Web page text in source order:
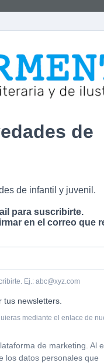
de
de infantil y juvenil.
para suscribirte.
en el correo que
Ej.: abc@xyz.com
newsletters.
mediante el enlace de
de marketing. Al
los datos personales que
Avui toca anar
encoratjar la